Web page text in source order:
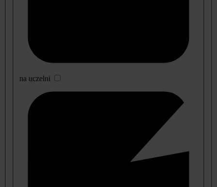
na uczelni